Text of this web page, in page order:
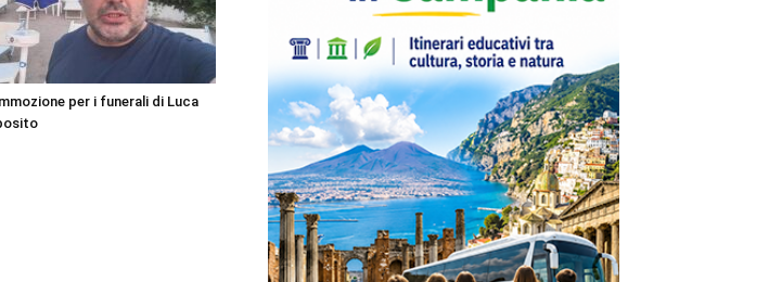
per i funerali di Luca